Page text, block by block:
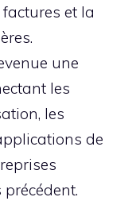
et la
une
les
les
de